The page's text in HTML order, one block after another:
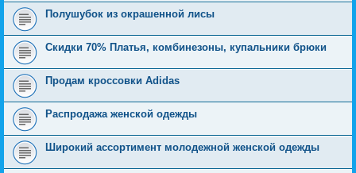
Полушубок из окрашенной лисы
Скидки 70% Платья, комбинезоны, купальники брюки
Продам кроссовки Adidas
Распродажа женской одежды
Широкий ассортимент молодежной женской одежды